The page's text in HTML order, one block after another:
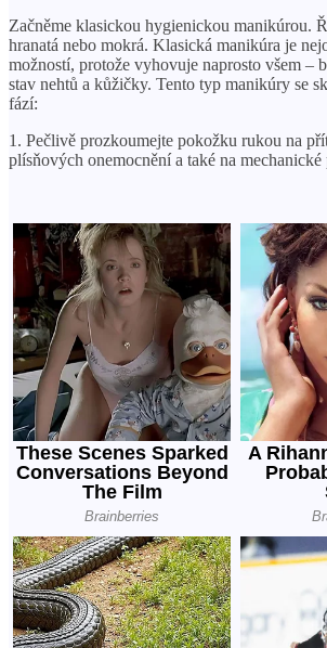
Začněme klasickou hygienickou manikúrou.
hranatá nebo mokrá. Klasická manikúra je
možností, protože vyhovuje naprosto všem –
stav nehtů a kůžičky. Tento typ manikúry se
fází:
1. Pečlivě prozkoumejte pokožku rukou na
plísňových onemocnění a také na mechanické